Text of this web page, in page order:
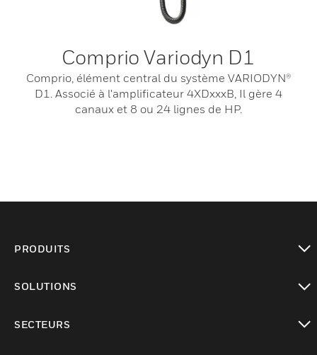
Comprio Variodyn D1
Comprio, élément central du système VARIODYN®
D1. Associé à l'amplificateur 4XDxxxB, Il gère 4
canaux et 8 ou 24 lignes de HP.
PRODUITS
SOLUTIONS
SECTEURS